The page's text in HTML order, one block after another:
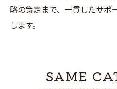
略の策定まで、一貫したサポ
します。
SAME